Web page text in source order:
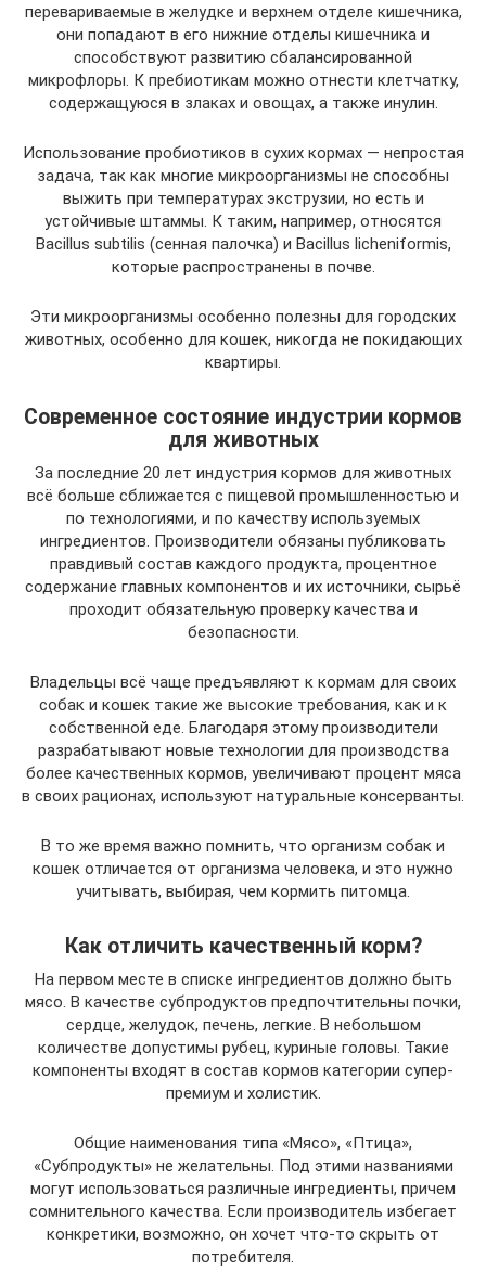
перевариваемые в желудке и верхнем отделе кишечника,
они попадают в его нижние отделы кишечника и
способствуют развитию сбалансированной
микрофлоры. К пребиотикам можно отнести клетчатку,
содержащуюся в злаках и овощах, а также инулин.
Использование пробиотиков в сухих кормах — непростая
задача, так как многие микроорганизмы не способны
выжить при температурах экструзии, но есть и
устойчивые штаммы. К таким, например, относятся
Bacillus subtilis (сенная палочка) и Bacillus licheniformis,
которые распространены в почве.
Эти микроорганизмы особенно полезны для городских
животных, особенно для кошек, никогда не покидающих
квартиры.
Современное состояние индустрии кормов
для животных
За последние 20 лет индустрия кормов для животных
всё больше сближается с пищевой промышленностью и
по технологиями, и по качеству используемых
ингредиентов. Производители обязаны публиковать
правдивый состав каждого продукта, процентное
содержание главных компонентов и их источники, сырьё
проходит обязательную проверку качества и
безопасности.
Владельцы всё чаще предъявляют к кормам для своих
собак и кошек такие же высокие требования, как и к
собственной еде. Благодаря этому производители
разрабатывают новые технологии для производства
более качественных кормов, увеличивают процент мяса
в своих рационах, используют натуральные консерванты.
В то же время важно помнить, что организм собак и
кошек отличается от организма человека, и это нужно
учитывать, выбирая, чем кормить питомца.
Как отличить качественный корм?
На первом месте в списке ингредиентов должно быть
мясо. В качестве субпродуктов предпочтительны почки,
сердце, желудок, печень, легкие. В небольшом
количестве допустимы рубец, куриные головы. Такие
компоненты входят в состав кормов категории супер-
премиум и холистик.
Общие наименования типа «Мясо», «Птица»,
«Субпродукты» не желательны. Под этими названиями
могут использоваться различные ингредиенты, причем
сомнительного качества. Если производитель избегает
конкретики, возможно, он хочет что-то скрыть от
потребителя.